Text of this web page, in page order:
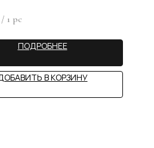
/ 1 pc
ПОДРОБНЕЕ
В КОРЗИНУ